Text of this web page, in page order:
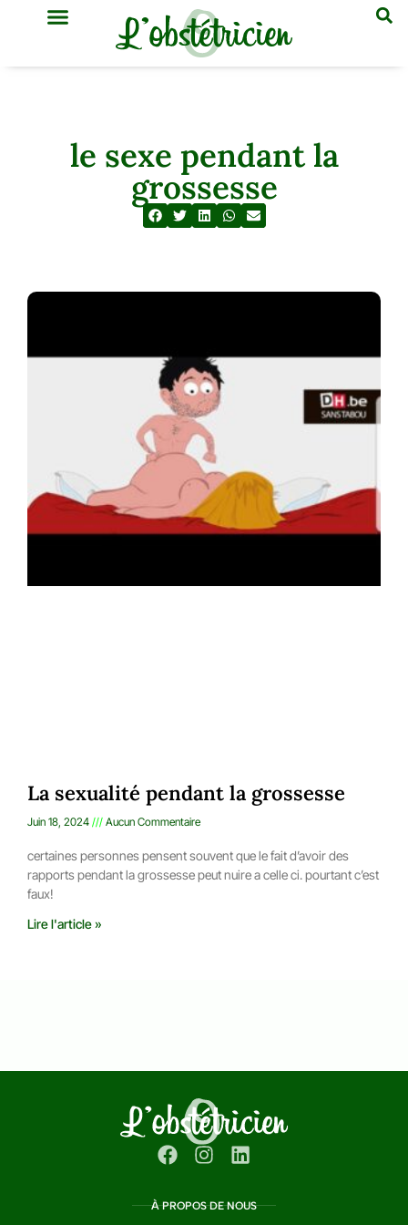
le sexe pendant la
grossesse
La sexualité pendant la grossesse
Juin 18, 2024 Aucun Commentaire
certaines personnes pensent souvent que le fait d’avoir des
rapports pendant la grossesse peut nuire a celle ci. pourtant c’est
faux!
Lire l'article »
À PROPOS DE NOUS